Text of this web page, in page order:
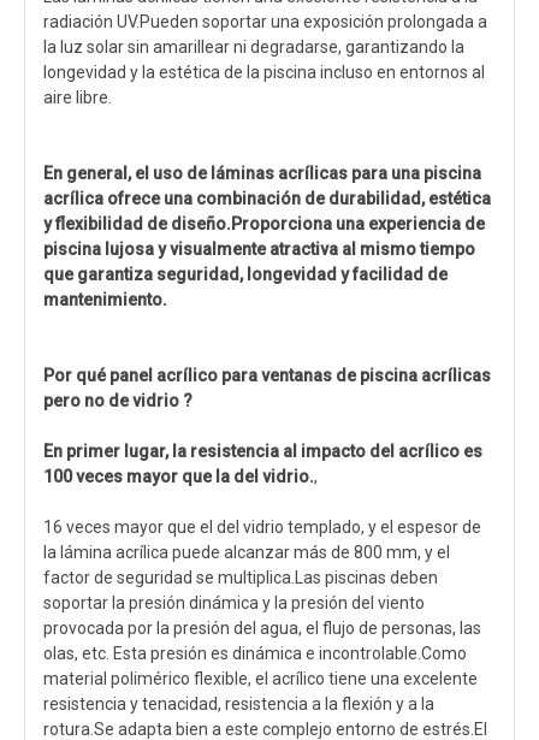
radiación UV.Pueden soportar una exposición prolongada a
la luz solar sin amarillear ni degradarse, garantizando la
longevidad y la estética de la piscina incluso en entornos al
aire libre.
En general, el uso de láminas acrílicas para una piscina
acrílica ofrece una combinación de durabilidad, estética
y flexibilidad de diseño.Proporciona una experiencia de
piscina lujosa y visualmente atractiva al mismo tiempo
que garantiza seguridad, longevidad y facilidad de
mantenimiento.
Por qué panel acrílico para ventanas de piscina acrílicas
pero no de vidrio ?
En primer lugar, la resistencia al impacto del acrílico es
100 veces mayor que la del vidrio.,
16 veces mayor que el del vidrio templado, y el espesor de
la lámina acrílica puede alcanzar más de 800 mm, y el
factor de seguridad se multiplica.Las piscinas deben
soportar la presión dinámica y la presión del viento
provocada por la presión del agua, el flujo de personas, las
olas, etc. Esta presión es dinámica e incontrolable.Como
material polimérico flexible, el acrílico tiene una excelente
resistencia y tenacidad, resistencia a la flexión y a la
rotura.Se adapta bien a este complejo entorno de estrés.El